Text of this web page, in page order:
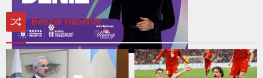
Benzer Haberler